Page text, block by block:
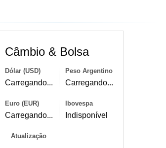
Câmbio & Bolsa
Dólar (USD)
Carregando...
Peso Argentino
Carregando...
Euro (EUR)
Carregando...
Ibovespa
Indisponível
Atualização